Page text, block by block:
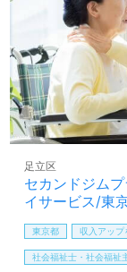
ます。
全国の求人ご紹
しは【ウィルオ
方も遠慮なく＊
LINE、メール
相談可能です。
料サービスをご
あり！＞"転職
せお待ちしてお
セカンドジム
イサービス/東
足立区
東京都 収入アップ
社会福祉士・社会福祉